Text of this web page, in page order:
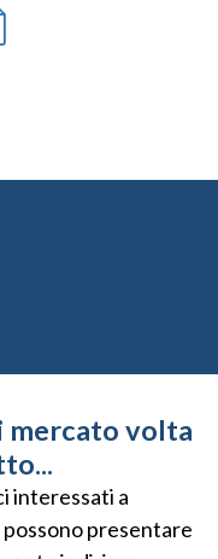
mercato volta
interessati a
presentare